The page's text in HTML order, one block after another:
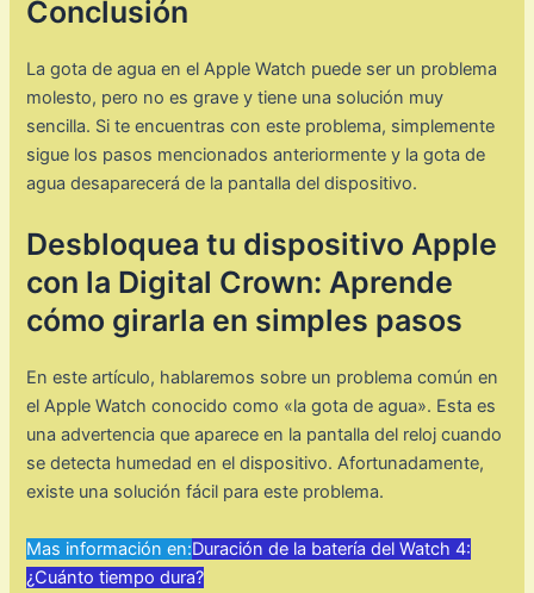
Conclusión
La gota de agua en el Apple Watch puede ser un problema
molesto, pero no es grave y tiene una solución muy
sencilla. Si te encuentras con este problema, simplemente
sigue los pasos mencionados anteriormente y la gota de
agua desaparecerá de la pantalla del dispositivo.
Desbloquea tu dispositivo Apple
con la Digital Crown: Aprende
cómo girarla en simples pasos
En este artículo, hablaremos sobre un problema común en
el Apple Watch conocido como «la gota de agua». Esta es
una advertencia que aparece en la pantalla del reloj cuando
se detecta humedad en el dispositivo. Afortunadamente,
existe una solución fácil para este problema.
Mas información en:Duración de la batería del Watch 4:
¿Cuánto tiempo dura?